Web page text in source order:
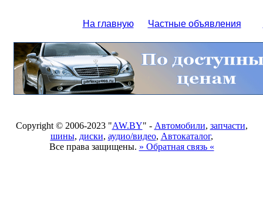
На главную Частные объявления
Copyright © 2006-2023 "AW.BY" - Автомобили, запчасти,
шины, диски, аудио/видео, Автокаталог,
Все права защищены. » Обратная связь «